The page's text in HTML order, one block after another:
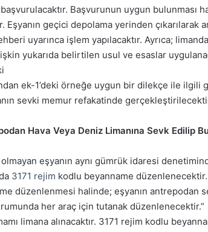
Başvurunun uygun bulunması
geçici depolama yerinden çıkarılarak
uyarınca işlem yapılacaktır. Ayrıca;
yukarıda belirtilen usul ve esaslar
ek-1’deki örneğe uygun bir dilekçe ile ilgili
sevki memur refakatinde
Hava Veya Deniz Limanına Sevk Edilip
eşyanın aynı gümrük idaresi
3171 rejim kodlu beyanname düzenlenecektir.
düzenlenmesi halinde; eşyanın antrepodan
her araç için tutanak düzenlenecektir.”
limana alınacaktır. 3171 rejim kodlu